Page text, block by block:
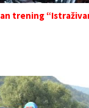
trening